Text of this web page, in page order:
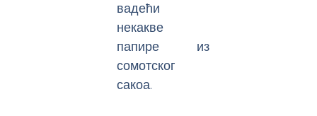
вадећи
некакве
папире из
сомотског
сакоа.